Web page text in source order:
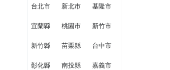
台北市 新北市 基隆市
宜蘭縣 桃園市 新竹市
新竹縣 苗栗縣 台中市
彰化縣 南投縣 嘉義市